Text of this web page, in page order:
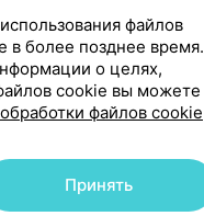
файлов
в более позднее время.
о целях,
cookie вы можете
файлов cookie
Принять